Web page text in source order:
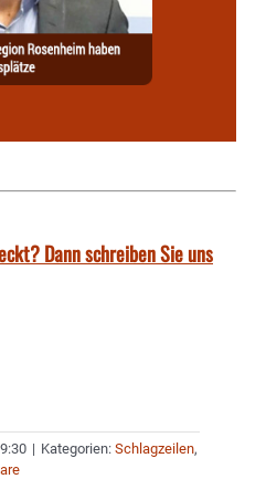
Dann schreiben Sie uns
| Kategorien: Schlagzeilen,